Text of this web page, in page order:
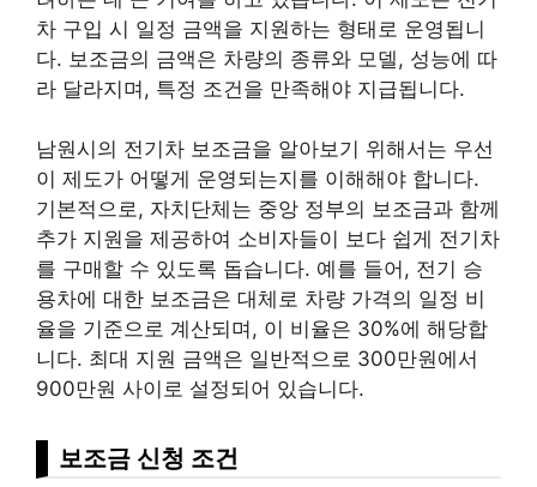
차 구입 시 일정 금액을 지원하는 형태로 운영됩니
다. 보조금의 금액은 차량의 종류와 모델, 성능에 따
라 달라지며, 특정 조건을 만족해야 지급됩니다.
남원시의 전기차 보조금을 알아보기 위해서는 우선
이 제도가 어떻게 운영되는지를 이해해야 합니다.
기본적으로, 자치단체는 중앙 정부의 보조금과 함께
추가 지원을 제공하여 소비자들이 보다 쉽게 전기차
를 구매할 수 있도록 돕습니다. 예를 들어, 전기 승
용차에 대한 보조금은 대체로 차량 가격의 일정 비
율을 기준으로 계산되며, 이 비율은 30%에 해당합
니다. 최대 지원 금액은 일반적으로 300만원에서
900만원 사이로 설정되어 있습니다.
보조금 신청 조건